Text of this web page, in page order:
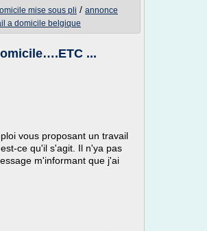
mise sous pli / annonce
a domicile belgique
...
vous proposant un travail
ce qu'il s'agit. Il n'ya pas
m'informant que j'ai